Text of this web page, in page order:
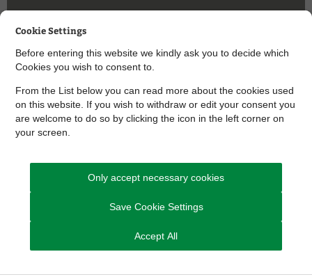
Natur og miljø
Økonomi, personale og administration
Cookie Settings
Before entering this website we kindly ask you to decide which
Cookies you wish to consent to.
From the List below you can read more about the cookies used
on this website. If you wish to withdraw or edit your consent you
are welcome to do so by clicking the icon in the left corner on
your screen.
Only accept necessary cookies
Save Cookie Settings
Accept All